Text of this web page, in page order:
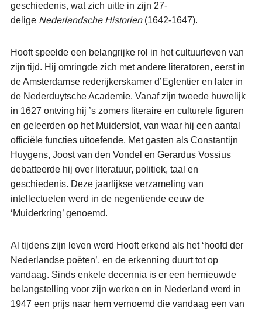
geschiedenis, wat zich uitte in zijn 27-
delige Nederlandsche Historien(1642-1647).
Hooft speelde een belangrijke rol in het cultuurleven van
zijn tijd. Hij omringde zich met andere literatoren, eerst in
de Amsterdamse rederijkerskamer d’Eglentier en later in
de Nederduytsche Academie. Vanaf zijn tweede huwelijk
in 1627 ontving hij ’s zomers literaire en culturele figuren
en geleerden op het Muiderslot, van waar hij een aantal
officiële functies uitoefende. Met gasten als Constantijn
Huygens, Joost van den Vondel en Gerardus Vossius
debatteerde hij over literatuur, politiek, taal en
geschiedenis. Deze jaarlijkse verzameling van
intellectuelen werd in de negentiende eeuw de
‘Muiderkring’ genoemd.
Al tijdens zijn leven werd Hooft erkend als het ‘hoofd der
Nederlandse poëten’, en de erkenning duurt tot op
vandaag. Sinds enkele decennia is er een hernieuwde
belangstelling voor zijn werken en in Nederland werd in
1947 een prijs naar hem vernoemd die vandaag een van